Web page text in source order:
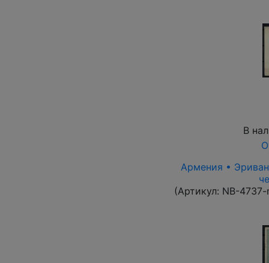
В
Армения •
(Артикул: NB-4737-